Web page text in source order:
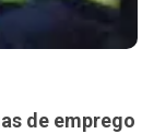
de emprego